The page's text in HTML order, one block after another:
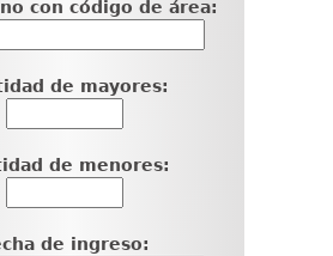
con código de área:
de mayores:
de menores:
de ingreso: